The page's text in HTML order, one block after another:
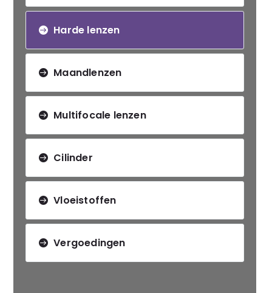
Harde lenzen
Maandlenzen
Multifocale lenzen
Cilinder
Vloeistoffen
Vergoedingen